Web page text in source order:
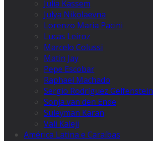
Julia Kassem
Julya Nikolaevna
Lorenzo Maria Pacini
Lucas Leiroz
Marcelo Colussi
Matin Jay
Pepe Escobar
Raphael Machado
Sergio Rodríguez Gelfenstein
Sonja van den Ende
Suleyman Karan
Vali Kaleji
América Latina e Caraíbas